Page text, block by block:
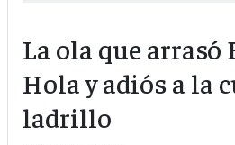
La ola que arrasó
Hola y adiós a la
ladrillo